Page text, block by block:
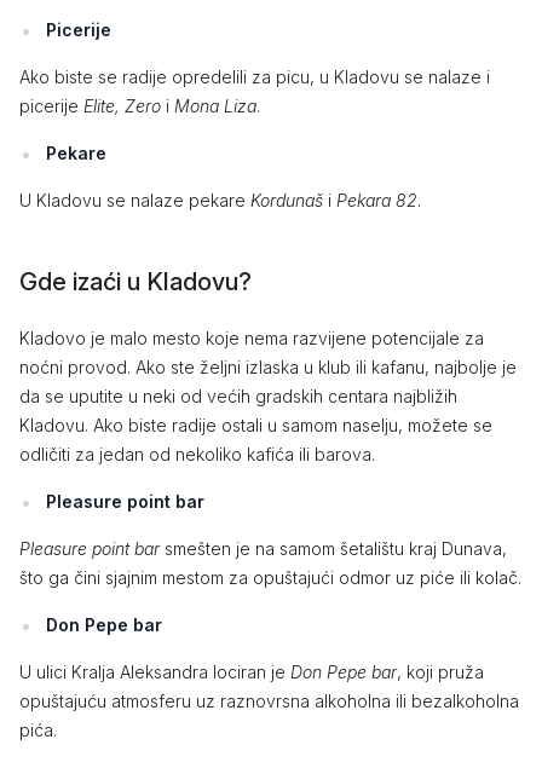
Picerije
Ako biste se radije opredelili za picu, u Kladovu se nalaze i
picerije Elite, Zero i Mona Liza.
Pekare
U Kladovu se nalaze pekare Kordunaš i Pekara 82.
Gde izaći u Kladovu?
Kladovo je malo mesto koje nema razvijene potencijale za
noćni provod. Ako ste željni izlaska u klub ili kafanu, najbolje je
da se uputite u neki od većih gradskih centara najbližih
Kladovu. Ako biste radije ostali u samom naselju, možete se
odličiti za jedan od nekoliko kafića ili barova.
Pleasure point bar
Pleasure point barsmešten je na samom šetalištu kraj Dunava,
što ga čini sjajnim mestom za opuštajući odmor uz piće ili kolač.
Don Pepe bar
U ulici Kralja Aleksandra lociran je Don Pepe bar, koji pruža
opuštajuću atmosferu uz raznovrsna alkoholna ili bezalkoholna
pića.